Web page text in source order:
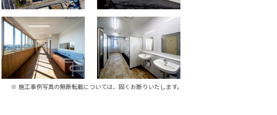
※ 施工事例写真の無断転載については、固くお断りいたします。